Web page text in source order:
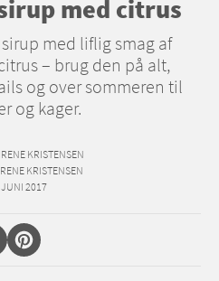
med citrus
med liflig smag af
– brug den på alt,
og over sommeren til
og kager.
KRISTENSEN
KRISTENSEN
JUNI 2017